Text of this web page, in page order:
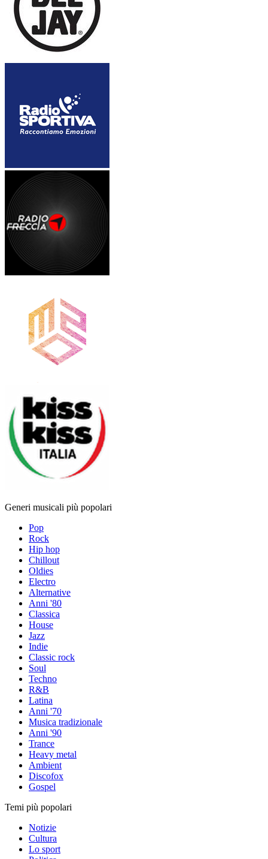
Generi musicali più popolari
Pop
Rock
Hip hop
Chillout
Oldies
Electro
Alternative
Anni '80
Classica
House
Jazz
Indie
Classic rock
Soul
Techno
R&B
Latina
Anni '70
Musica tradizionale
Anni '90
Trance
Heavy metal
Ambient
Discofox
Gospel
Temi più popolari
Notizie
Cultura
Lo sport